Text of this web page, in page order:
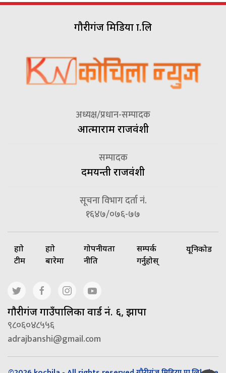
गौरीगंज मिडिया प्रा.लि
अध्यक्ष/प्रधान-सम्पादक
आत्माराम राजवंशी
सम्पादक
दमयन्ती राजवंशी
सूचना विभाग दर्ता नं.
१६४७/०७६-७७
हाम्रो
टीम
हाम्रो
बारेमा
गोपनीयता
नीति
सम्पर्क
गर्नुहोस्
यूनिकोड
गाैरीगंज गाउँपालिका वार्ड नं. ६, झापा
९८०६०४८५५६
adrajbanshi@gmail.com